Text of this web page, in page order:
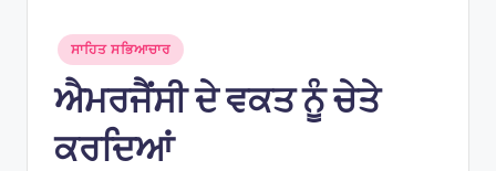
Posted
in
ਸਾਹਿਤ ਸਭਿਆਚਾਰ
ਐਮਰਜੈਂਸੀ ਦੇ ਵਕਤ ਨੂੰ ਚੇਤੇ
ਕਰਦਿਆਂ